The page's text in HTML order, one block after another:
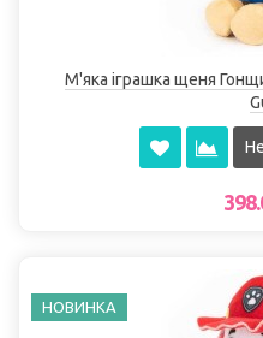
М'яка іграшка щеня
НОВИНКА